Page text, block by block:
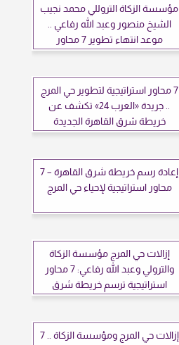
مؤسسة الزكاة التروللي محمد نجيب
الشيخ منصور وعبد الله رفاعي ..
موعد انتهاء تطوير 7 محاور
7 محاور استراتيجية لتطوير حي المرج
.. جريدة «العرب 24» تكشف عن
خريطة شرق القاهرة الجديدة
إعادة رسم خريطة شرق القاهرة – 7
محاور استراتيجية لإحياء حي المرج
إزالات حي المرج مؤسسة الزكاة
والترولي وعبد الله رفاعي: 7 محاور
استراتيجية ترسم خريطة شرق
إزالات حي المرج ومؤسسة الزكاة .. 7